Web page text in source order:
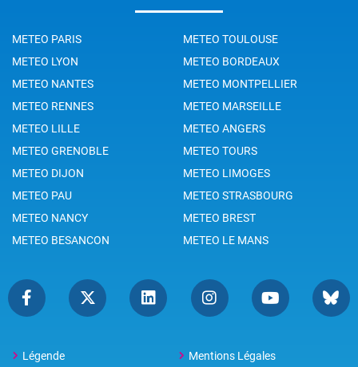
METEO PARIS
METEO TOULOUSE
METEO LYON
METEO BORDEAUX
METEO NANTES
METEO MONTPELLIER
METEO RENNES
METEO MARSEILLE
METEO LILLE
METEO ANGERS
METEO GRENOBLE
METEO TOURS
METEO DIJON
METEO LIMOGES
METEO PAU
METEO STRASBOURG
METEO NANCY
METEO BREST
METEO BESANCON
METEO LE MANS
Légende
Mentions Légales